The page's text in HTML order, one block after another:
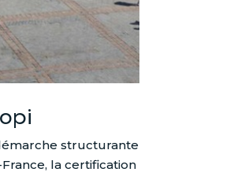
structurante
la certification